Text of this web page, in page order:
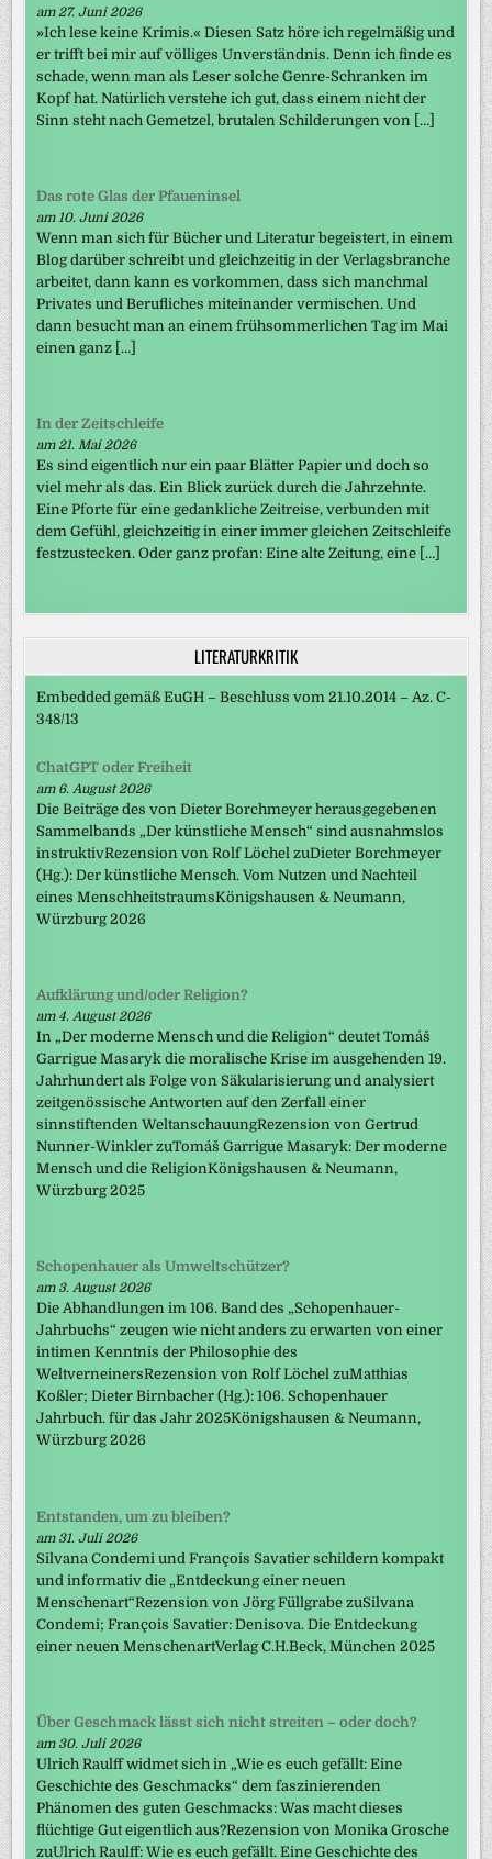
am 27. Juni 2026
»Ich lese keine Krimis.« Diesen Satz höre ich regelmäßig und
er trifft bei mir auf völliges Unverständnis. Denn ich finde es
schade, wenn man als Leser solche Genre-Schranken im
Kopf hat. Natürlich verstehe ich gut, dass einem nicht der
Sinn steht nach Gemetzel, brutalen Schilderungen von […]
Das rote Glas der Pfaueninsel
am 10. Juni 2026
Wenn man sich für Bücher und Literatur begeistert, in einem
Blog darüber schreibt und gleichzeitig in der Verlagsbranche
arbeitet, dann kann es vorkommen, dass sich manchmal
Privates und Berufliches miteinander vermischen. Und
dann besucht man an einem frühsommerlichen Tag im Mai
einen ganz […]
In der Zeitschleife
am 21. Mai 2026
Es sind eigentlich nur ein paar Blätter Papier und doch so
viel mehr als das. Ein Blick zurück durch die Jahrzehnte.
Eine Pforte für eine gedankliche Zeitreise, verbunden mit
dem Gefühl, gleichzeitig in einer immer gleichen Zeitschleife
festzustecken. Oder ganz profan: Eine alte Zeitung, eine […]
LITERATURKRITIK
Embedded gemäß EuGH – Beschluss vom 21.10.2014 – Az. C-
348/13
ChatGPT oder Freiheit
am 6. August 2026
Die Beiträge des von Dieter Borchmeyer herausgegebenen
Sammelbands „Der künstliche Mensch“ sind ausnahmslos
instruktivRezension von Rolf Löchel zuDieter Borchmeyer
(Hg.): Der künstliche Mensch. Vom Nutzen und Nachteil
eines MenschheitstraumsKönigshausen & Neumann,
Würzburg 2026
Aufklärung und/oder Religion?
am 4. August 2026
In „Der moderne Mensch und die Religion“ deutet Tomáš
Garrigue Masaryk die moralische Krise im ausgehenden 19.
Jahrhundert als Folge von Säkularisierung und analysiert
zeitgenössische Antworten auf den Zerfall einer
sinnstiftenden WeltanschauungRezension von Gertrud
Nunner-Winkler zuTomáš Garrigue Masaryk: Der moderne
Mensch und die ReligionKönigshausen & Neumann,
Würzburg 2025
Schopenhauer als Umweltschützer?
am 3. August 2026
Die Abhandlungen im 106. Band des „Schopenhauer-
Jahrbuchs“ zeugen wie nicht anders zu erwarten von einer
intimen Kenntnis der Philosophie des
WeltverneinersRezension von Rolf Löchel zuMatthias
Koßler; Dieter Birnbacher (Hg.): 106. Schopenhauer
Jahrbuch. für das Jahr 2025Königshausen & Neumann,
Würzburg 2026
Entstanden, um zu bleiben?
am 31. Juli 2026
Silvana Condemi und François Savatier schildern kompakt
und informativ die „Entdeckung einer neuen
Menschenart“Rezension von Jörg Füllgrabe zuSilvana
Condemi; François Savatier: Denisova. Die Entdeckung
einer neuen MenschenartVerlag C.H.Beck, München 2025
Über Geschmack lässt sich nicht streiten – oder doch?
am 30. Juli 2026
Ulrich Raulff widmet sich in „Wie es euch gefällt: Eine
Geschichte des Geschmacks“ dem faszinierenden
Phänomen des guten Geschmacks: Was macht dieses
flüchtige Gut eigentlich aus?Rezension von Monika Grosche
zuUlrich Raulff: Wie es euch gefällt. Eine Geschichte des